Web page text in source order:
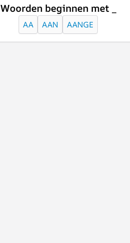
Woorden beginnen met _
AA AAN AANGE